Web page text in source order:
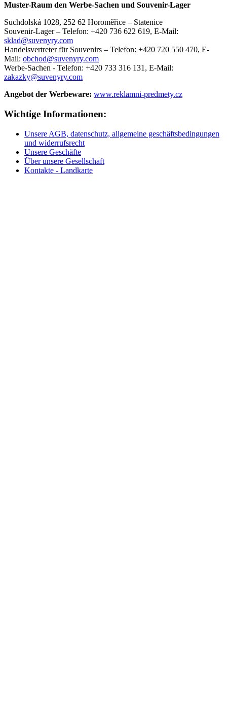
Muster-Raum den Werbe-Sachen und Souvenir-Lager
Suchdolská 1028, 252 62 Horoměřice – Statenice
Souvenir-Lager – Telefon: +420 736 622 619, E-Mail:
sklad@suvenyry.com
Handelsvertreter für Souvenirs – Telefon: +420 720 550 470, E-
Mail: obchod@suvenyry.com
Werbe-Sachen - Telefon: +420 733 316 131, E-Mail:
zakazky@suvenyry.com
Angebot der Werbeware: www.reklamni-predmety.cz
Wichtige Informationen:
Unsere AGB, datenschutz, allgemeine geschäftsbedingungen
und widerrufsrecht
Unsere Geschäfte
Über unsere Gesellschaft
Kontakte - Landkarte